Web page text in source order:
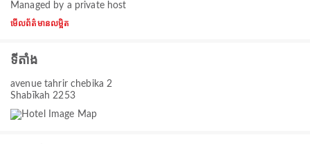
Managed by a private host
មើលព័ត៌មានលម្អិត
ទីតាំង
avenue tahrir chebika 2
Shabīkah 2253